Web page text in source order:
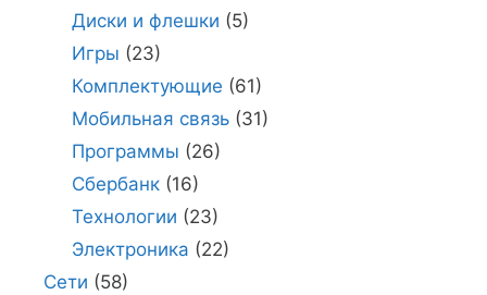
Диски и флешки (5)
Игры (23)
Комплектующие (61)
Мобильная связь(31)
Программы (26)
Сбербанк(16)
Технологии (23)
Электроника (22)
Сети (58)